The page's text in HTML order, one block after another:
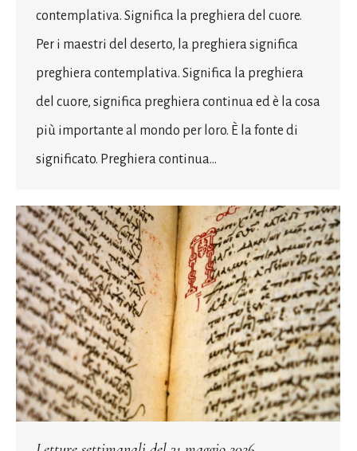
contemplativa. Significa la preghiera del cuore.
Per i maestri del deserto, la preghiera significa
preghiera contemplativa. Significa la preghiera
del cuore, significa preghiera continua ed è la cosa
più importante al mondo per loro. È la fonte di
significato. Preghiera continua…